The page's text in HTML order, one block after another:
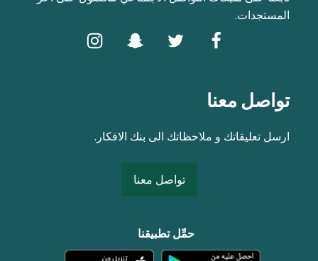
المستجدات.
تواصل معنا
ارسل تعليقاتك و ملاحظاتك الى بنك الافكار.
تواصل معنا
حمِّل تطبيقنا